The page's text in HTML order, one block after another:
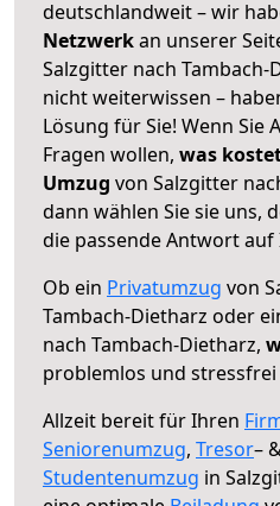
deutschlandweit – wir
Netzwerkan unserer
Salzgitter nach Tambach-
nicht weiterwissen –
Lösung für Sie! Wenn Sie
Fragen wollen, was
Umzug von Salzgitter
dann wählen Sie sie uns,
die passende Antwort
Ob ein Privatumzug von
Tambach-Dietharz oder
nach Tambach-Dietharz,
problemlos und
Allzeit bereit für Ihren
Seniorenumzug, Tresor–
Studentenumzug in